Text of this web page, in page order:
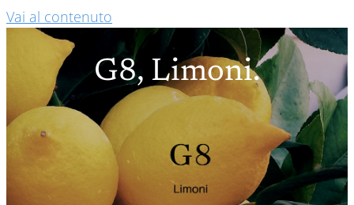
Vai al contenuto
G8, Limoni.